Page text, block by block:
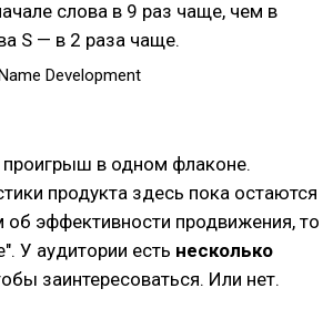
слова в 9 раз чаще, чем в
S — в 2 раза чаще.
Development
проигрыш в одном флаконе.
продукта здесь пока остаются
эффективности продвижения, то
У аудитории есть несколько
заинтересоваться. Или нет.